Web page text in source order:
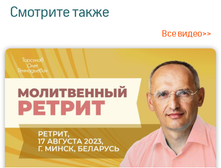
Смотрите также
Все видео>>